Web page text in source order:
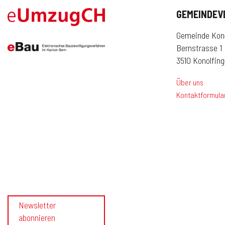
Newsletter
abonnieren
Gemeinde
Bernstrasse 1
3510
Über uns